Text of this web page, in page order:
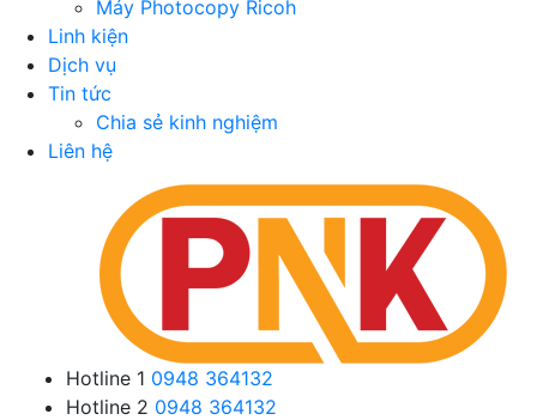
Máy Photocopy Ricoh
Linh kiện
Dịch vụ
Tin tức
Chia sẻ kinh nghiệm
Liên hệ
Hotline 1 0948 364132
Hotline 2 0948 364132